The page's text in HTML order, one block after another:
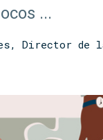
...
Director de